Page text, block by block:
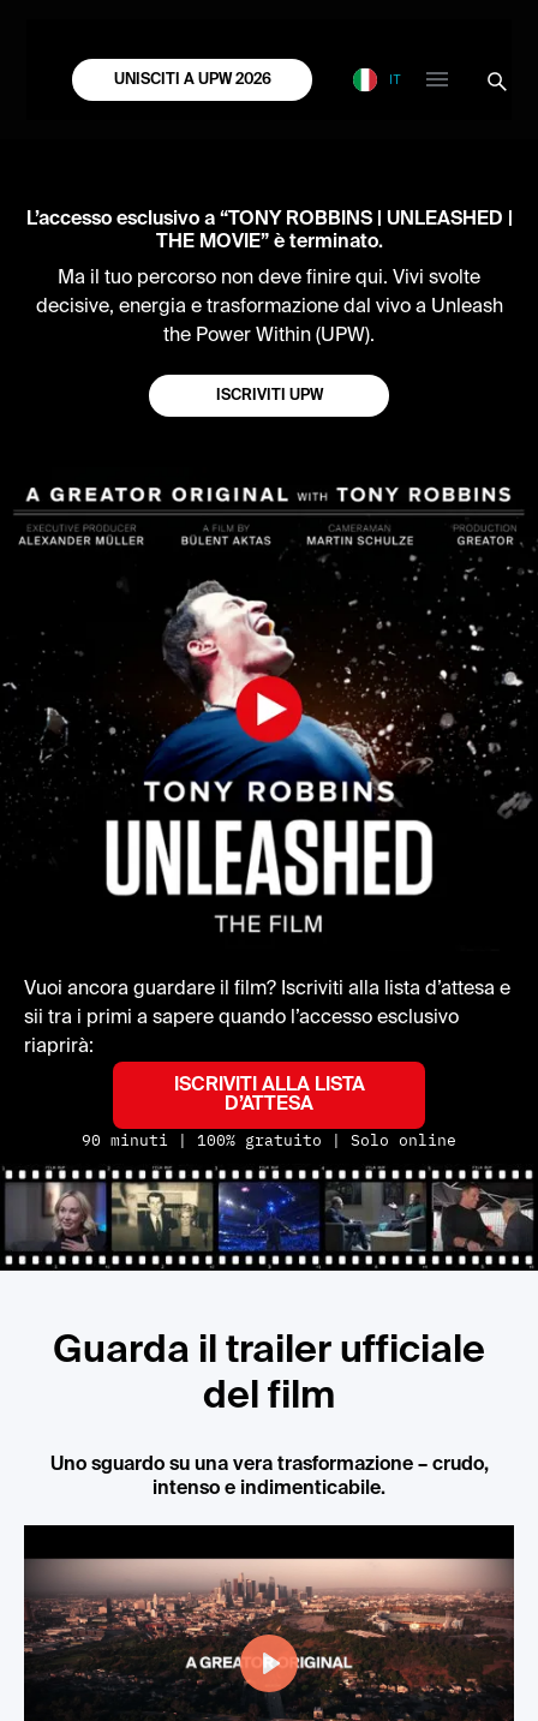
UNISCITI A UPW 2026 IT
L’accesso esclusivo a “TONY ROBBINS | UNLEASHED |
THE MOVIE” è terminato.
Ma il tuo percorso non deve finire qui. Vivi svolte
decisive, energia e trasformazione dal vivo a Unleash
the Power Within (UPW).
ISCRIVITI UPW
Vuoi ancora guardare il film? Iscriviti alla lista d’attesa e
sii tra i primi a sapere quando l’accesso esclusivo
riaprirà:
ISCRIVITI ALLA LISTA
D’ATTESA
90 minuti | 100% gratuito | Solo online
Guarda il trailer ufficiale
del film
Uno sguardo su una vera trasformazione – crudo,
intenso e indimenticabile.